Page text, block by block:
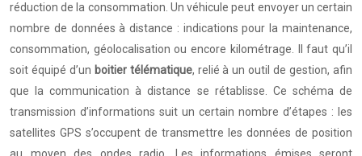
réduction de la consommation. Un véhicule peut envoyer un certain
nombre de données à distance : indications pour la maintenance,
consommation, géolocalisation ou encore kilométrage. Il faut qu’il
soit équipé d’un boitier télématique, relié à un outil de gestion, afin
que la communication à distance se rétablisse. Ce schéma de
transmission d’informations suit un certain nombre d’étapes : les
satellites GPS s’occupent de transmettre les données de position